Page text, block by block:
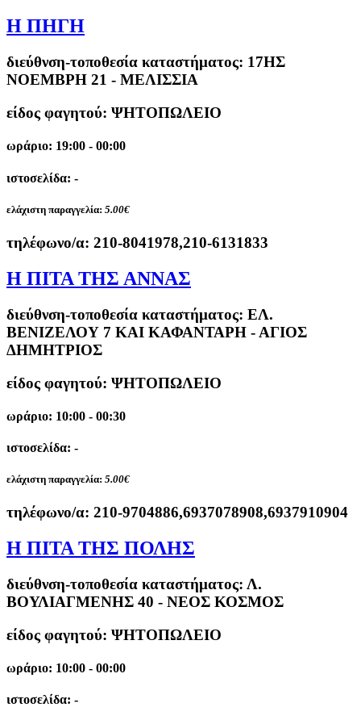
Η ΠΗΓΗ
διεύθνση-τοποθεσία καταστήματος: 17ΗΣ
ΝΟΕΜΒΡΗ 21 - ΜΕΛΙΣΣΙΑ
είδος φαγητού: ΨΗΤΟΠΩΛΕΙΟ
ωράριο: 19:00 - 00:00
ιστοσελίδα: -
ελάχιστη παραγγελία: 5.00€
τηλέφωνο/α: 210-8041978,210-6131833
Η ΠΙΤΑ ΤΗΣ ΑΝΝΑΣ
διεύθνση-τοποθεσία καταστήματος: ΕΛ.
ΒΕΝΙΖΕΛΟΥ 7 ΚΑΙ ΚΑΦΑΝΤΑΡΗ - ΑΓΙΟΣ
ΔΗΜΗΤΡΙΟΣ
είδος φαγητού: ΨΗΤΟΠΩΛΕΙΟ
ωράριο: 10:00 - 00:30
ιστοσελίδα: -
ελάχιστη παραγγελία: 5.00€
τηλέφωνο/α: 210-9704886,6937078908,6937910904
Η ΠΙΤΑ ΤΗΣ ΠΟΛΗΣ
διεύθνση-τοποθεσία καταστήματος: Λ.
ΒΟΥΛΙΑΓΜΕΝΗΣ 40 - ΝΕΟΣ ΚΟΣΜΟΣ
είδος φαγητού: ΨΗΤΟΠΩΛΕΙΟ
ωράριο: 10:00 - 00:00
ιστοσελίδα: -